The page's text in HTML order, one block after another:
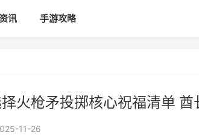
讯 手游攻略
火枪矛投掷核心祝福清单
11-26